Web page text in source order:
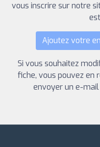
vous inscrire sur notre
Ajoutez votre
Si vous souhaitez
fiche, vous pouvez en
envoyer un e-